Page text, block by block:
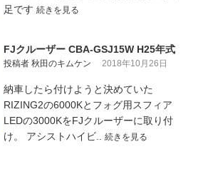
足です 続きを見る
FJクルーザー CBA-GSJ15W H25年式
投稿者 秋田のキムケン 2018年10月26日
納車したら付けようと決めていた
RIZING2の6000Kとフォグ用スフィア
LEDの3000KをFJクルーザーに取り付
け。 アシストハイビ.. 続きを見る